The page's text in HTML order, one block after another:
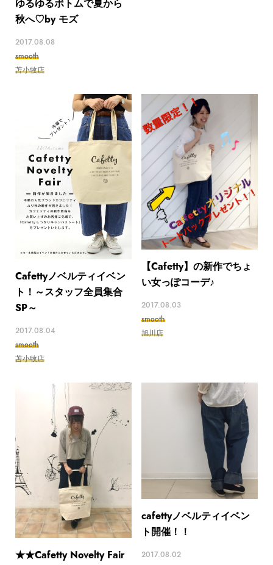
ゆるゆるボトムで夏から
秋へ♡by モズ
2017.08.08
smooth
苫小牧店
Cafettyノベルティイベン
ト！～スタッフ全員集合
SP～
2017.08.04
smooth
苫小牧店
【Cafetty】の新作でちょ
い女っぽコーデ♪
2017.08.03
smooth
旭川店
★★Cafetty Novelty Fair
cafettyノベルティイベン
ト開催！！
2017.08.02